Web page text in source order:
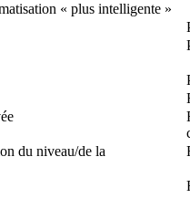
« plus intelligente »
du niveau/de la